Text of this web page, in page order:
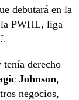
debutará en la
PWHL, liga
tenía derecho
Johnson,
negocios,